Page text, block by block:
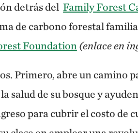
detrás del Family Forest
de carbono forestal
Foundation (enlace en
Primero, abre un camino
salud de su bosque y
para cubrir el costo de